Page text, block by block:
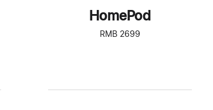
HomePod
RMB 2699